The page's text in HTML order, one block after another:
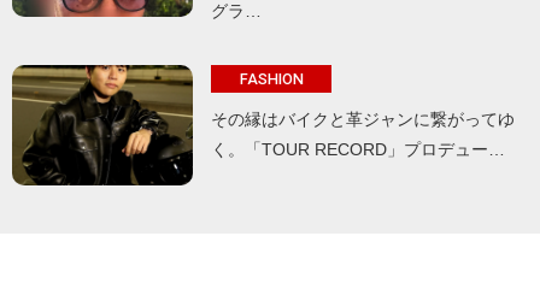
グラ…
FASHION
その縁はバイクと革ジャンに繋がってゆ
く。「TOUR RECORD」プロデュー…